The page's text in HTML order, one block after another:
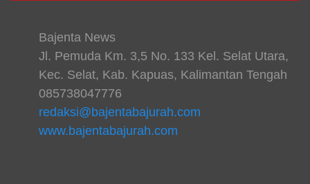
Bajenta News
Jl. Pemuda Km. 3,5 No. 133 Kel. Selat Utara,
Kec. Selat, Kab. Kapuas, Kalimantan Tengah
085738047776
redaksi@bajentabajurah.com
www.bajentabajurah.com